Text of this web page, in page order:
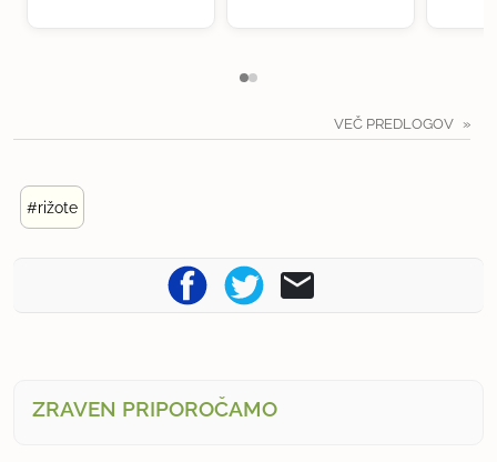
VEČ PREDLOGOV
#rižote
ZRAVEN PRIPOROČAMO